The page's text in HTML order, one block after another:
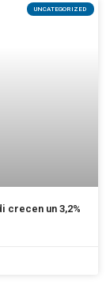
UNCATEGORIZED
crecen un 3,2%